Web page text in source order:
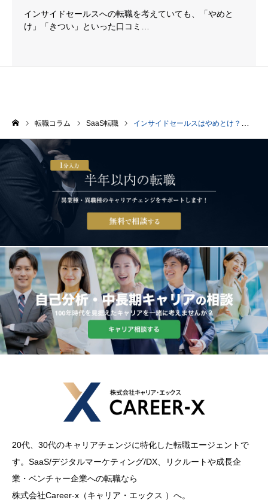
インサイドセールスへの転職を考えていても、「やめと
け」「きつい」といった口コミ…
転職コラム SaaS転職 インサイドセールスはやめとけ？後悔する人・しない人を分ける「会社選び」のポイント
20代、30代のキャリアチェンジに特化した転職エージェントで
す。SaaS/デジタルマーケティング/DX、リクルートや成長企
業・ベンチャー企業への転職なら
株式会社Career-x（キャリア・エックス ）へ。